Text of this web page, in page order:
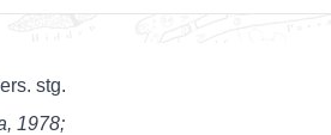
stg.
1978;